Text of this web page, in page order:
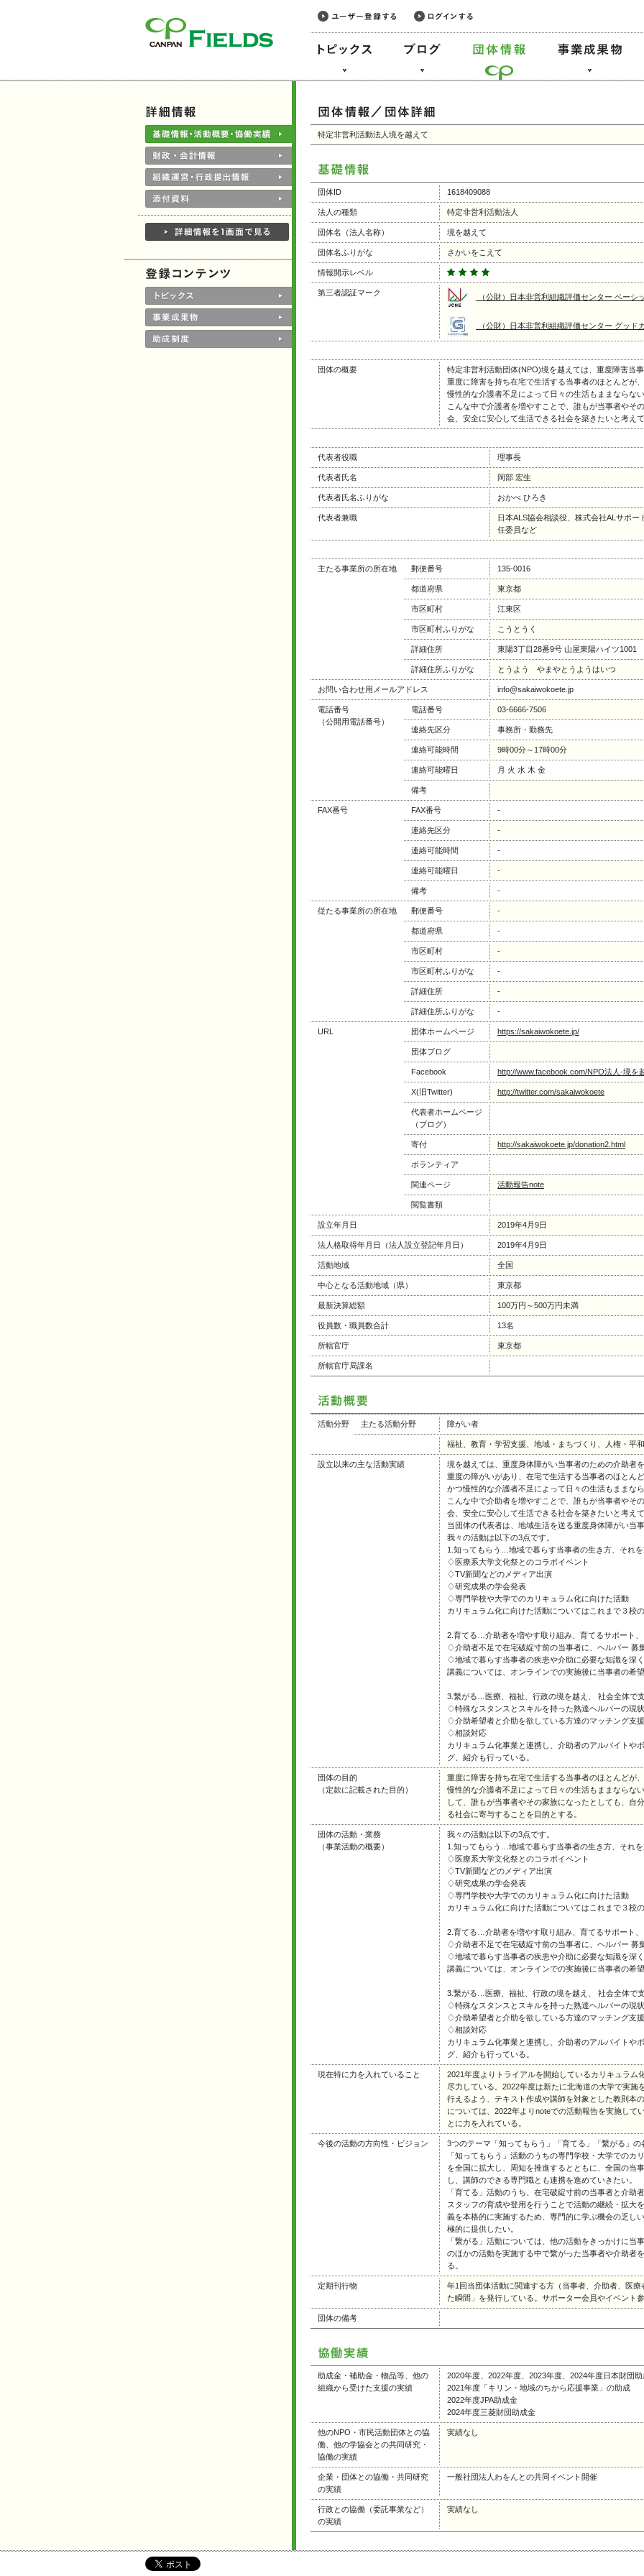
特定非営利活動法人境を越えて
団体ID 1618409088
法人の種類 特定非営利活動法人
団体名（法人名称） 境を越えて
団体名ふりがな さかいをこえて
情報開示レベル
第三者認証マーク （公財）日本非営利組織評価センター ベーシ
（公財）日本非営利組織評価センター グッド
団体の概要
特定非営利活動団体(NPO)境を越えては、重度障害当
重度に障害を持ち在宅で生活する当事者のほとんどが
慢性的な介護者不足によって日々の生活もままならない
こんな中で介護者を増やすことで、誰もが当事者やそ
会、安全に安心して生活できる社会を築きたいと考えて
代表者役職 理事長
代表者氏名 岡部 宏生
代表者氏名ふりがな おかべ ひろき
代表者兼職
日本ALS協会相談役、株式会社ALサポ
任委員など
主たる事業所の所在地 郵便番号 135-0016
都道府県 東京都
市区町村 江東区
市区町村ふりがな こうとうく
詳細住所 東陽3丁目28番9号 山屋東陽ハイツ1001
詳細住所ふりがな とうよう やまやとうようはいつ
お問い合わせ用メールアドレス info@sakaiwokoete.jp
電話番号
（公開用電話番号）
電話番号 03-6666-7506
連絡先区分 事務所・勤務先
連絡可能時間 9時00分～17時00分
連絡可能曜日 月 火 水 木 金
備考
FAX番号 FAX番号 -
連絡先区分 -
連絡可能時間 -
連絡可能曜日 -
備考 -
従たる事業所の所在地 郵便番号 -
都道府県 -
市区町村 -
市区町村ふりがな -
詳細住所 -
詳細住所ふりがな -
URL 団体ホームページ https://sakaiwokoete.jp/
団体ブログ
Facebook http://www.facebook.com/NPO法人-境を
X(旧Twitter) http://twitter.com/sakaiwokoete
代表者ホームページ
（ブログ）
寄付 http://sakaiwokoete.jp/donation2.html
ボランティア
関連ページ 活動報告note
閲覧書類
設立年月日 2019年4月9日
法人格取得年月日（法人設立登記年月日） 2019年4月9日
活動地域 全国
中心となる活動地域（県） 東京都
最新決算総額 100万円～500万円未満
役員数・職員数合計 13名
所轄官庁 東京都
所轄官庁局課名
活動分野 主たる活動分野 障がい者
福祉、教育・学習支援、地域・まちづくり、人権・平和
設立以来の主な活動実績
境を越えては、重度身体障がい当事者のための介助者
重度の障がいがあり、在宅で生活する当事者のほとん
かつ慢性的な介護者不足によって日々の生活もままなら
こんな中で介助者を増やすことで、誰もが当事者やそ
会、安全に安心して生活できる社会を築きたいと考えて
当団体の代表者は、地域生活を送る重度身体障がい当
我々の活動は以下の3点です。
1.知ってもらう…地域で暮らす当事者の生き方、それ
♢医療系大学文化祭とのコラボイベント
♢TV新聞などのメディア出演
♢研究成果の学会発表
♢専門学校や大学でのカリキュラム化に向けた活動
カリキュラム化に向けた活動についてはこれまで３校
2.育てる…介助者を増やす取り組み、育てるサポート
♢介助者不足で在宅破綻寸前の当事者に、ヘルパー 募
♢地域で暮らす当事者の疾患や介助に必要な知識を深
講義については、オンラインでの実施後に当事者の希
3.繋がる…医療、福祉、行政の境を越え、 社会全体で
♢特殊なスタンスとスキルを持った熟達ヘルパーの現
♢介助希望者と介助を欲している方達のマッチング支援
♢相談対応
カリキュラム化事業と連携し、介助者のアルバイトや
グ、紹介も行っている。
団体の目的
（定款に記載された目的）
重度に障害を持ち在宅で生活する当事者のほとんどが
慢性的な介護者不足によって日々の生活もままならな
して、誰もが当事者やその家族になったとしても、自
る社会に寄与することを目的とする。
団体の活動・業務
（事業活動の概要）
我々の活動は以下の3点です。
1.知ってもらう…地域で暮らす当事者の生き方、それ
♢医療系大学文化祭とのコラボイベント
♢TV新聞などのメディア出演
♢研究成果の学会発表
♢専門学校や大学でのカリキュラム化に向けた活動
カリキュラム化に向けた活動についてはこれまで３校
2.育てる…介助者を増やす取り組み、育てるサポート
♢介助者不足で在宅破綻寸前の当事者に、ヘルパー 募
♢地域で暮らす当事者の疾患や介助に必要な知識を深
講義については、オンラインでの実施後に当事者の希
3.繋がる…医療、福祉、行政の境を越え、 社会全体で
♢特殊なスタンスとスキルを持った熟達ヘルパーの現
♢介助希望者と介助を欲している方達のマッチング支援
♢相談対応
カリキュラム化事業と連携し、介助者のアルバイトや
グ、紹介も行っている。
現在特に力を入れていること
2021年度よりトライアルを開始しているカリキュラム
尽力している。2022年度は新たに北海道の大学で実
行えるよう、テキスト作成や講師を対象とした教則本
については、2022年よりnoteでの活動報告を実施して
とに力を入れている。
今後の活動の方向性・ビジョン
3つのテーマ「知ってもらう」「育てる」「繋がる」の
「知ってもらう」活動のうちの専門学校・大学での
を全国に拡大し、周知を推進するとともに、全国の当
し、講師のできる専門職とも連携を進めていきたい。
「育てる」活動のうち、在宅破綻寸前の当事者と介
スタッフの育成や登用を行うことで活動の継続・拡大
義を本格的に実施するため、専門的に学ぶ機会の乏し
極的に提供したい。
「繋がる」活動については、他の活動をきっかけに
のほかの活動を実施する中で繋がった当事者や介助者
る。
定期刊行物
年1回当団体活動に関連する方（当事者、介助者、医
た瞬間」を発行している。サポーター会員やイベント
団体の備考
助成金・補助金・物品等、他の
組織から受けた支援の実績
2020年度、2022年度、2023年度、2024年度日本財団
2021年度「キリン・地域のちから応援事業」の助成
2022年度JPA助成金
2024年度三菱財団助成金
他のNPO・市民活動団体との協
働、他の学協会との共同研究・
協働の実績
実績なし
企業・団体との協働・共同研究
の実績
一般社団法人わをんとの共同イベント開催
行政との協働（委託事業など）
の実績
実績なし